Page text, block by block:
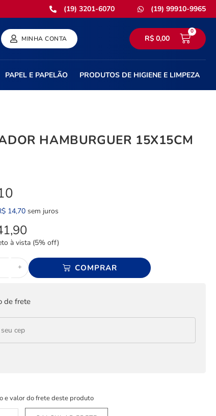
(19) 3201-6070 (19) 99910-9965
MINHA CONTA R$0,00
0
PAPEL E PAPELÃO PRODUTOS DE HIGIENE E LIMPEZA
HAMBURGUER 15X15CM
14,70 sem juros
à vista (5% off)
+ COMPRAR
de frete
e valor do frete deste produto